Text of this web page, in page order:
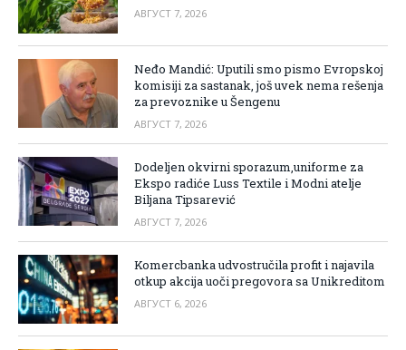
АВГУСТ 7, 2026
Neđo Mandić: Uputili smo pismo Evropskoj
komisiji za sastanak, još uvek nema rešenja
za prevoznike u Šengenu
АВГУСТ 7, 2026
Dodeljen okvirni sporazum,uniforme za
Ekspo radiće Luss Textile i Modni atelje
Biljana Tipsarević
АВГУСТ 7, 2026
Komercbanka udvostručila profit i najavila
otkup akcija uoči pregovora sa Unikreditom
АВГУСТ 6, 2026